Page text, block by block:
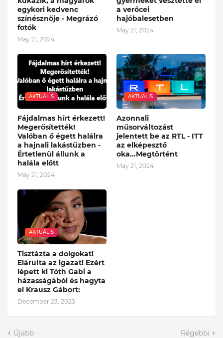
egykori kedvenc
színésznője - Megrázó
fotók
May 21, 2024
a verőcei
hajóbalesetben
May 21, 2024
AKTUÁLIS
Fájdalmas hírt érkezett!
Megerősítették!
Valóban ő égett halálra
a hajnali lakástűzben -
Értetlenül állunk a
halála előtt
May 21, 2024
AKTUÁLIS
Azonnali
műsorváltozást
jelentett be az RTL - ITT
az elképesztő
oka...Megtörtént
May 21, 2024
AKTUÁLIS
Tisztázta a dolgokat!
Elárulta az igazat! Ezért
lépett ki Tóth Gabi a
házasságából és hagyta
el Krausz Gábort:
December 23, 2023
Újabb Régebbi